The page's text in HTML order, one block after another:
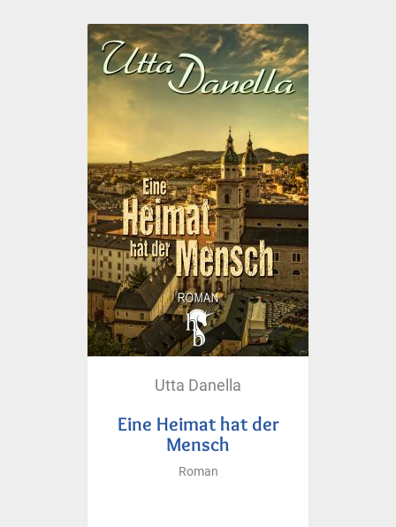
Utta Danella
Eine Heimat hat der
Mensch
Roman